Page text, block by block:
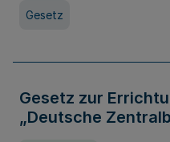
Gesetz
Gesetz zur
„Deutsche